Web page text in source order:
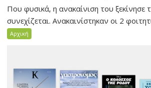
Που φυσικά, η ανακαίνιση του ξεκίνησε
συνεχίζεται. Ανακαινίστηκαν οι 2
Αρχική